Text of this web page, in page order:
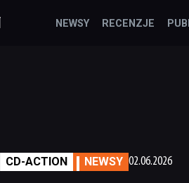
NEWSY RECENZJE
CD-ACTION NEWSY 02.06.2026